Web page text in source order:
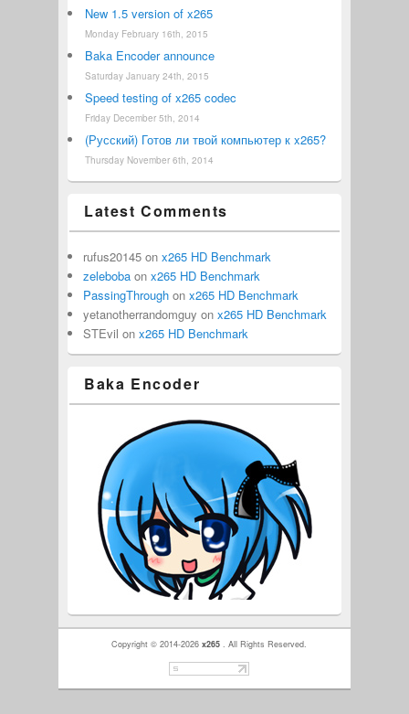
New 1.5 version of x265
Monday February 16th, 2015
Baka Encoder announce
Saturday January 24th, 2015
Speed testing of x265 codec
Friday December 5th, 2014
(Русский) Готов ли твой компьютер к x265?
Thursday November 6th, 2014
Latest Comments
rufus20145on x265 HD Benchmark
zelebobaon x265 HD Benchmark
PassingThroughon x265 HD Benchmark
yetanotherrandomguy on x265 HD Benchmark
STEvil on x265 HD Benchmark
Baka Encoder
Copyright © 2014-2026 x265 . All Rights Reserved.